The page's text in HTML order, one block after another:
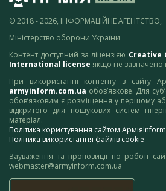
© 2018 - 2026, ІНФОРМАЦІЙНЕ АГЕНТСТВО,
Міністерство оборони України
Контент доступний за ліцензією Creative
International license якщо не зазначено
При використанні контенту з сайту
armyinform.com.ua обов’язкове. Для
обов’язковим є розміщення у першому
відкритого для пошукових систем
матеріал.
Політика користування сайтом АрміяInform
Політика використання файлів cookie
Зауваження та пропозиції по роботі
webmaster@armyinform.com.ua